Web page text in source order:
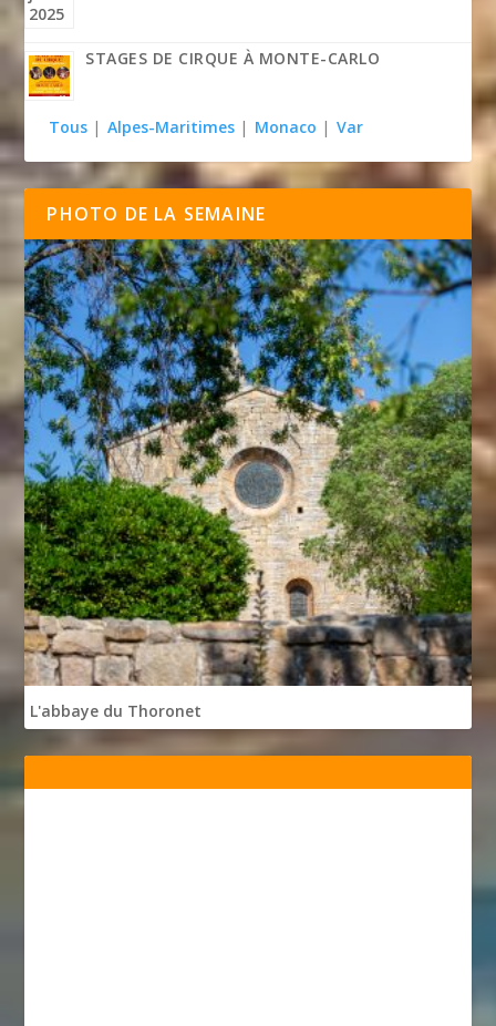
STAGES DE CIRQUE À MONTE-CARLO
Tous | Alpes-Maritimes | Monaco | Var
PHOTO DE LA SEMAINE
L'abbaye du Thoronet